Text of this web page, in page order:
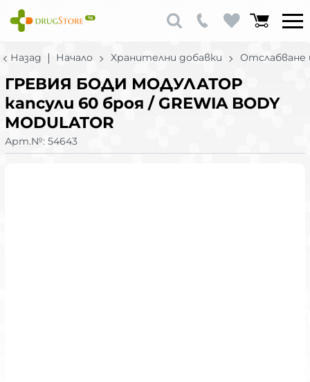
Назад Начало Хранителни добавки Отслабване
ГРЕВИЯ БОДИ МОДУЛАТОР
капсули 60 броя / GREWIA BODY
MODULATOR
Арт.№: 54643